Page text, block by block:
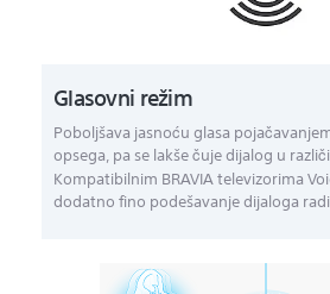
Glasovni režim
Poboljšava jasnoću glasa
opsega, pa se lakše čuje dijalog u
Kompatibilnim BRAVIA televizorima
dodatno fino podešavanje dijaloga